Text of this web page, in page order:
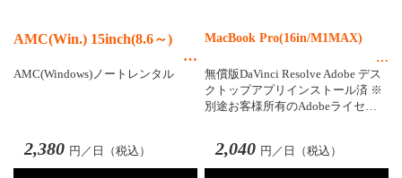
AMC(Win.) 15inch(8.6～)
AMC(Windows)ノートレンタル
2,380 円／日（税込）
MacBook Pro(16in/M1MAX)
無償版DaVinci Resolve Adobe デス
クトップアプリインストール済 ※
別途お客様所有のAdobeライセ…
2,040 円／日（税込）